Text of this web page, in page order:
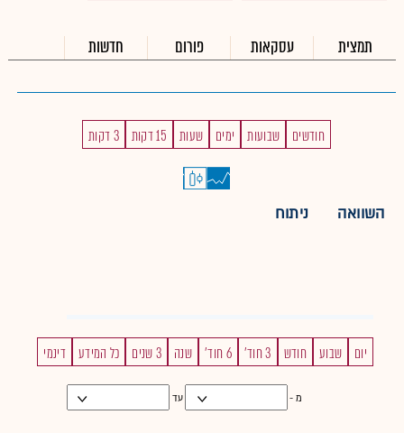
תמצית עסקאות פורום חדשות
חודשים שבועות ימים שעות 15 דקות 3 דקות
השוואה ניתוח
יום שבוע חודש 3 חוד' 6 חוד' שנה 3 שנים כל המידע דינמי
מ - עד